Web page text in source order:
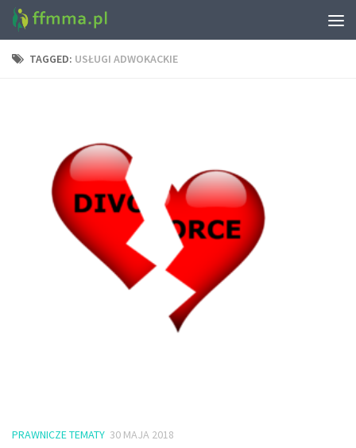
TAGGED: USŁUGI ADWOKACKIE
PRAWNICZE TEMATY 30 MAJA 2018